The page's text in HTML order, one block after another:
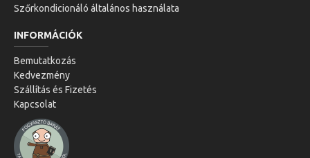
Szőrkondicionáló általános használata
INFORMÁCIÓK
Bemutatkozás
Kedvezmény
Szállítás és Fizetés
Kapcsolat